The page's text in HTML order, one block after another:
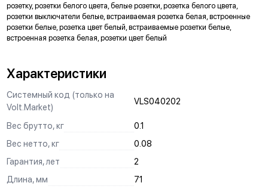
проводов, упрощающая и ускоряющая процесс монтажа.
АНКЕРНОЕ КРЕПЛЕНИЕ
Надежно фиксирует механизм в подрозетнике, не мешая
ЗАЩИТА
Механизм выполнен с учетом защиты проводов от
повреждений при установке, обеспечивая безопасную
эксплуатацию и исключая вероятность замыкания на детали
корпуса.
КРЕПЛЕНИЕ "ШИП-ПАЗ"
Ускоряет процесс монтажа и регулировки горизонта в
многопостовых конструкциях.
розетку, розетки белого цвета, белые розетки, розетка белого цвета,
розетки выключатели белые, встраиваемая розетка белая, встроенные
розетки белые, розетка цвет белый, встраиваемые розетки белые,
встроенная розетка белая, розетки цвет белый
Характеристики
Системный код (только на
Volt.Market)
VLS040202
Вес брутто, кг
0.1
Вес нетто, кг
0.08
Гарантия, лет
2
Длина, мм
71